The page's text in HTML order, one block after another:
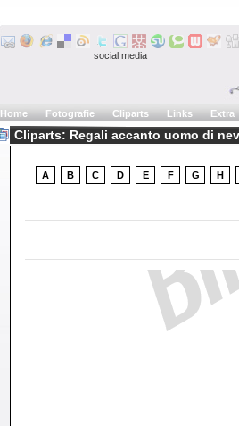
social media
Home Fotografie Cliparts Links Extra
Cliparts: Regali accanto uomo di
A B C D E F G H